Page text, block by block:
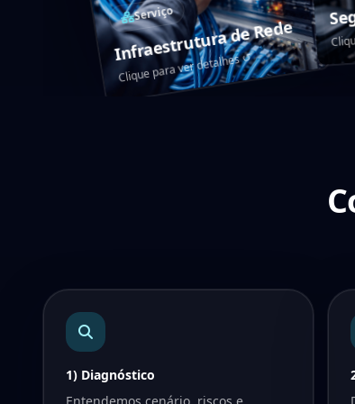
Serviço
Infraestrutura de Rede
Clique para ver detalhes↺
Saiba mais
1) Diagnóstico